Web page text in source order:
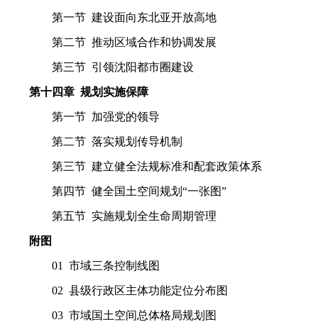
第一节 建设面向东北亚开放高地
第二节 推动区域合作和协调发展
第三节 引领沈阳都市圈建设
第十四章 规划实施保障
第一节 加强党的领导
第二节 落实规划传导机制
第三节 建立健全法规标准和配套政策体系
第四节 健全国土空间规划“一张图”
第五节 实施规划全生命周期管理
附图
01 市域三条控制线图
02 县级行政区主体功能定位分布图
03 市域国土空间总体格局规划图